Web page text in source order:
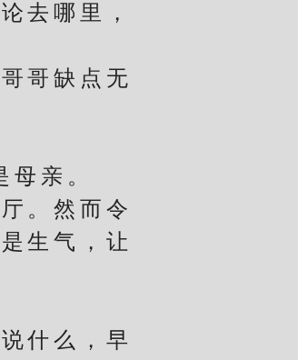
去哪里，
哥缺点无
亲。
。然而令
生气，让
什么，早